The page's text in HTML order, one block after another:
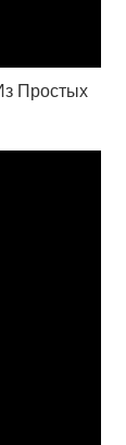
Простых